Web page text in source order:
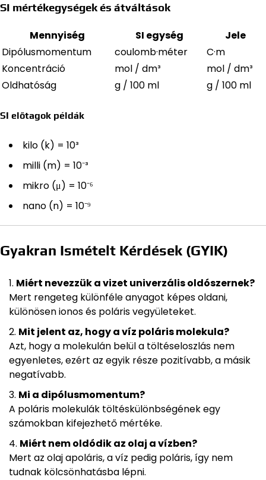
SI mértékegységek és átváltások
Mennyiség SI egység
Jele
Dipólusmomentum
coulomb·méter
C·m
Koncentráció
mol / dm³
mol / dm³
Oldhatóság
g / 100 ml g / 100 ml
SI előtagok példák
kilo (k) = 10³
milli (m) = 10⁻³
mikro (μ) = 10⁻⁶
nano (n) = 10⁻⁹
Gyakran Ismételt Kérdések (GYIK)
Miért nevezzük a vizet univerzális oldószernek?
Mert rengeteg különféle anyagot képes oldani,
különösen ionos és poláris vegyületeket.
Mit jelent az, hogy a víz poláris molekula?
Azt, hogy a molekulán belül a töltéseloszlás nem
egyenletes, ezért az egyik része pozitívabb, a másik
negatívabb.
Mi a dipólusmomentum?
A poláris molekulák töltéskülönbségének egy
számokban kifejezhető mértéke.
Miért nem oldódik az olaj a vízben?
Mert az olaj apoláris, a víz pedig poláris, így nem
tudnak kölcsönhatásba lépni.